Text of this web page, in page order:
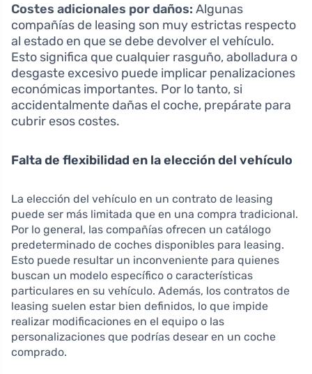
Costes adicionales por daños: Algunas
compañías de leasing son muy estrictas respecto
al estado en que se debe devolver el vehículo.
Esto significa que cualquier rasguño, abolladura o
desgaste excesivo puede implicar penalizaciones
económicas importantes. Por lo tanto, si
accidentalmente dañas el coche, prepárate para
cubrir esos costes.
Falta de flexibilidad en la elección del vehículo
La elección del vehículo en un contrato de leasing
puede ser más limitada que en una compra tradicional.
Por lo general, las compañías ofrecen un catálogo
predeterminado de coches disponibles para leasing.
Esto puede resultar un inconveniente para quienes
buscan un modelo específico o características
particulares en su vehículo. Además, los contratos de
leasing suelen estar bien definidos, lo que impide
realizar modificaciones en el equipo o las
personalizaciones que podrías desear en un coche
comprado.